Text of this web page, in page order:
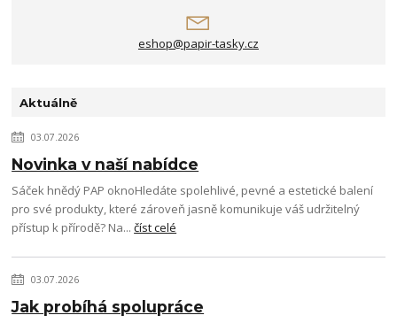
eshop@papir-tasky.cz
Aktuálně
03.07.2026
Novinka v naší nabídce
Sáček hnědý PAP oknoHledáte spolehlivé, pevné a estetické balení
pro své produkty, které zároveň jasně komunikuje váš udržitelný
přístup k přírodě? Na...číst celé
03.07.2026
Jak probíhá spolupráce